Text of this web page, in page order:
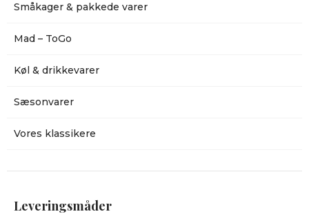
Småkager & pakkede varer
Mad – ToGo
Køl & drikkevarer
Sæsonvarer
Vores klassikere
Leveringsmåder